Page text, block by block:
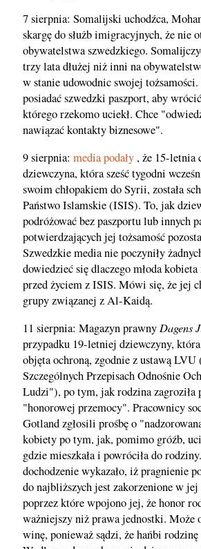
7 sierpnia: Somalijski uchodźca,
skargę do służb imigracyjnych, że nie
obywatelstwa szwedzkiego.
trzy lata dłużej niż inni na
w stanie udowodnic swojej
posiadać szwedzki paszport, aby
którego rzekomo uciekł. Chce
nawiązać kontakty biznesowe".
9 sierpnia: media podały , że 15-letnia
dziewczyna, która sześć tygodni
swoim chłopakiem do Syrii, została
Państwo Islamskie (ISIS). To, jak
podróżować bez paszportu lub innych
potwierdzających jej tożsamość
Szwedzkie media nie poczyniły
dowiedzieć się dlaczego młoda
przed życiem z ISIS. Mówi się, że jej
grupy związanej z Al-Kaidą.
11 sierpnia: Magazyn prawny Dagens
przypadku 19-letniej dziewczyny, która
objęta ochroną, zgodnie z ustawą
Szczególnych Przepisach Odnośnie
Ludzi"), po tym, jak rodzina zagroziła
"honorowej przemocy". Pracownicy
Gotland zgłosili prośbę o
kobiety po tym, jak, pomimo gróźb,
gdzie mieszkała i powróciła do
dochodzenie wykazało, iż pragnienie
do najbliższych jest zakorzenione w
poprzez które wpojono jej, że honor
ważniejszy niż prawa jednostki. Może
winę, ponieważ sądzi, że hańbi rodzinę